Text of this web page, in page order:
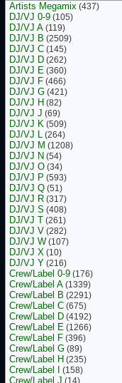
Artists Megamix (437)
DJ/VJ 0-9 (105)
DJ/VJ A (119)
DJ/VJ B (2509)
DJ/VJ C (145)
DJ/VJ D (262)
DJ/VJ E (360)
DJ/VJ F (466)
DJ/VJ G (421)
DJ/VJ H (82)
DJ/VJ J (69)
DJ/VJ K (509)
DJ/VJ L (264)
DJ/VJ M (1208)
DJ/VJ N (54)
DJ/VJ O (34)
DJ/VJ P (593)
DJ/VJ Q (51)
DJ/VJ R (317)
DJ/VJ S (408)
DJ/VJ T (261)
DJ/VJ V (282)
DJ/VJ W (107)
DJ/VJ X (10)
DJ/VJ Y (216)
Crew/Label 0-9 (176)
Crew/Label A (1339)
Crew/Label B (2291)
Crew/Label C (675)
Crew/Label D (4192)
Crew/Label E (1266)
Crew/Label F (396)
Crew/Label G (89)
Crew/Label H (235)
Crew/Label I (158)
Crew/Label J (14)